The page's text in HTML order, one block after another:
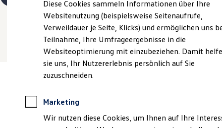
Garantien
Wartungsverträge
Geschäftskunden
Professional Class bei Volkswagen
Großkunden
Behörden
Direktkunden
Sonderfahrzeuge
Anpfiff zum Gewinn
Elektroautos
ID. Tutorials
Elektrofahrzeugkonzepte
Verantwortlich für die Inhalte auf dieser Seite ist die Autohaus
Rostock Ost GmbH ( Impressum & Rechtliches
Diese Cookies sammeln Informationen über Ihre
Websitenutzung (beispielsweise Seitenaufrufe,
Verweildauer je Seite, Klicks) und ermöglichen uns
Teilnahme, Ihre Umfrageergebnisse in die
Websiteoptimierung mit einzubeziehen. Damit
sie uns, Ihr Nutzererlebnis persönlich auf Sie
zuzuschneiden.
Marketing
Wir nutzen diese Cookies, um Ihnen auf Ihre